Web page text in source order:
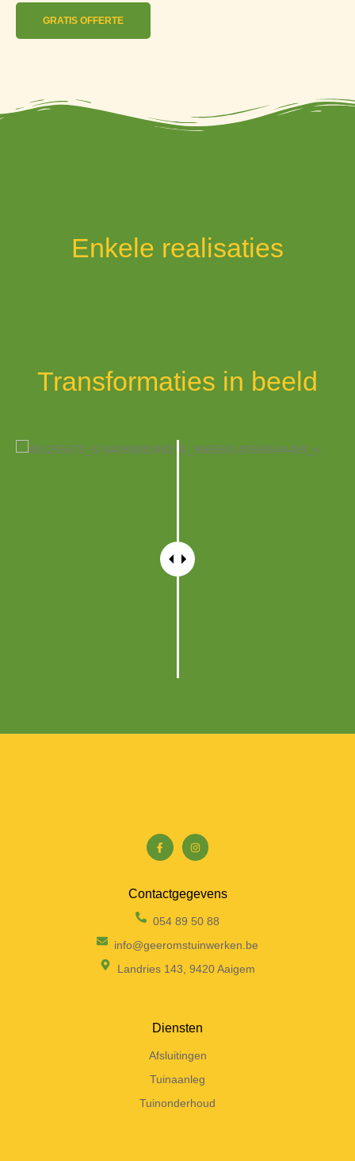
GRATIS OFFERTE
Enkele realisaties
Transformaties in beeld
Contactgegevens
054 89 50 88
info@geeromstuinwerken.be
Landries 143, 9420 Aaigem
Diensten
Afsluitingen
Tuinaanleg
Tuinonderhoud